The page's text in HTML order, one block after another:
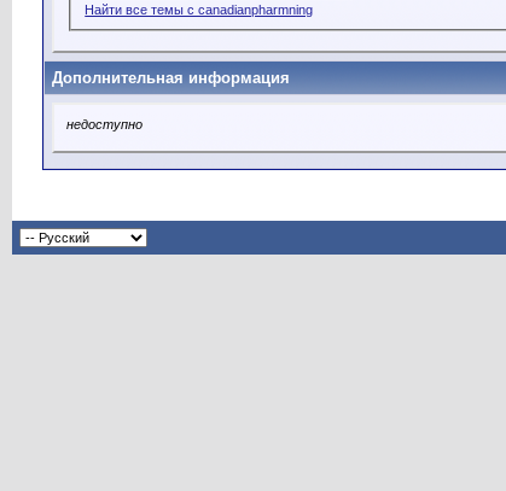
Найти все темы с canadianpharmning
Дополнительная информация
недоступно